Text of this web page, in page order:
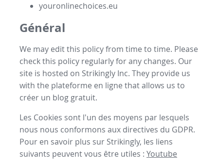
youronlinechoices.eu
Général
We may edit this policy from time to time. Please
check this policy regularly for any changes. Our
site is hosted on Strikingly Inc. They provide us
with the plateforme en ligne that allows us to
créer un blog gratuit.
Les Cookies sont l'un des moyens par lesquels
nous nous conformons aux directives du GDPR.
Pour en savoir plus sur Strikingly, les liens
suivants peuvent vous être utiles : Youtube